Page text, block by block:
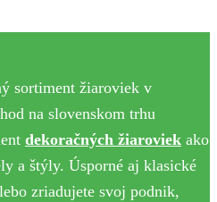
sortiment žiaroviek v
na slovenskom trhu
dekoračných žiaroviek ako
a štýly. Úsporné aj klasické
zriadujete svoj podnik,